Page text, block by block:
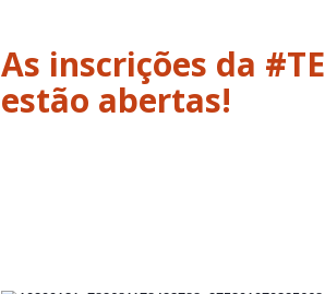
As inscrições da